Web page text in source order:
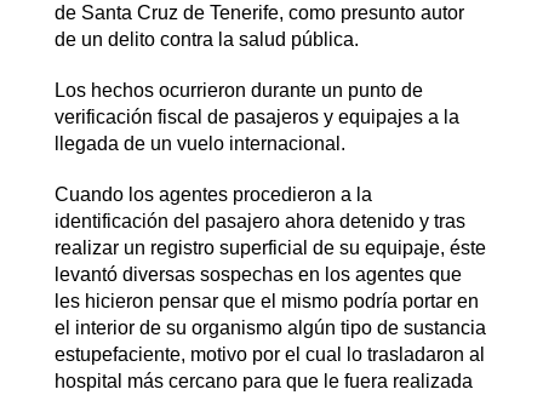
de Santa Cruz de Tenerife, como presunto autor
de un delito contra la salud pública.
Los hechos ocurrieron durante un punto de
verificación fiscal de pasajeros y equipajes a la
llegada de un vuelo internacional.
Cuando los agentes procedieron a la
identificación del pasajero ahora detenido y tras
realizar un registro superficial de su equipaje, éste
levantó diversas sospechas en los agentes que
les hicieron pensar que el mismo podría portar en
el interior de su organismo algún tipo de sustancia
estupefaciente, motivo por el cual lo trasladaron al
hospital más cercano para que le fuera realizada